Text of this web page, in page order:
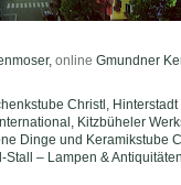
online Gmundner
Christl, Hinterstadt
Kitzbüheler
Dinge und Keramikstube
Stall – Lampen &